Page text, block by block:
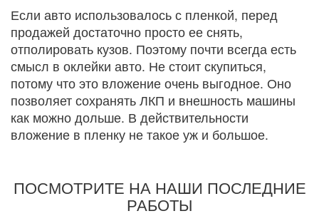
Если авто использовалось с пленкой, перед
продажей достаточно просто ее снять,
отполировать кузов. Поэтому почти всегда есть
смысл в оклейки авто. Не стоит скупиться,
потому что это вложение очень выгодное. Оно
позволяет сохранять ЛКП и внешность машины
как можно дольше. В действительности
вложение в пленку не такое уж и большое.
ПОСМОТРИТЕ НА НАШИ ПОСЛЕДНИЕ
РАБОТЫ